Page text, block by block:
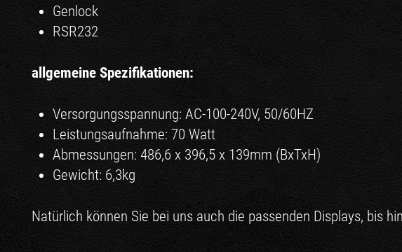
Genlock
RSR232
allgemeine Spezifikationen:
Versorgungsspannung: AC-100-240V, 50/60HZ
Leistungsaufnahme: 70 Watt
Abmessungen: 486,6 x 396,5 x 139mm (BxTxH)
Gewicht: 6,3kg
Natürlich können Sie bei uns auch die passenden Displays, bis